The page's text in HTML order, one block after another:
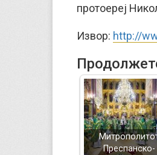
протоереј
Извор: http://
Преспанско-